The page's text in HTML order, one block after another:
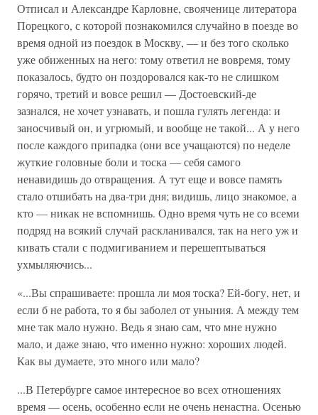
Отписал и Александре Карловне, свояченице литератора
Порецкого, с которой познакомился случайно в поезде во
время одной из поездок в Москву, — и без того сколько
уже обиженных на него: тому ответил не вовремя, тому
показалось, будто он поздоровался как-то не слишком
горячо, третий и вовсе решил — Достоевский-де
зазнался, не хочет узнавать, и пошла гулять легенда: и
заносчивый он, и угрюмый, и вообще не такой... А у него
после каждого припадка (они все учащаются) по неделе
жуткие головные боли и тоска — себя самого
ненавидишь до отвращения. А тут еще и вовсе память
стало отшибать на два-три дня; видишь, лицо знакомое, а
кто — никак не вспомнишь. Одно время чуть не со всеми
подряд на всякий случай раскланивался, так на него уж и
кивать стали с подмигиванием и перешептываться
ухмыляючись...
«...Вы спрашиваете: прошла ли моя тоска? Ей-богу, нет, и
если б не работа, то я бы заболел от уныния. А между тем
мне так мало нужно. Ведь я знаю сам, что мне нужно
мало, и даже знаю, что именно нужно: хороших людей.
Как вы думаете, это много или мало?
...В Петербурге самое интересное во всех отношениях
время — осень, особенно если не очень ненастна. Осенью